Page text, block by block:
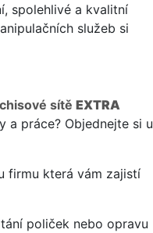
spolehlivé a kvalitní
služeb si
sítě EXTRA
a práce? Objednejte si u
firmu která vám zajistí
poliček nebo opravu